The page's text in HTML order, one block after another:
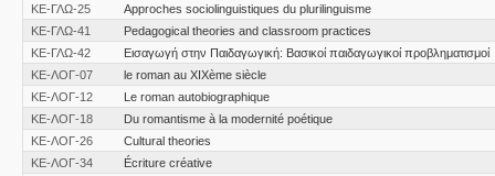
ΚΕ-ΓΛΩ-25
Approches sociolinguistiques du plurilinguisme
ΚΕ-ΓΛΩ-41
Pedagogical theories and classroom practices
ΚΕ-ΓΛΩ-42
Εισαγωγή στην Παιδαγωγική: Βασικοί παιδαγωγικοί προβληματισμοί
ΚΕ-ΛΟΓ-07
le roman au XIXème siècle
ΚΕ-ΛΟΓ-12
Le roman autobiographique
ΚΕ-ΛΟΓ-18
Du romantisme à la modernité poétique
ΚΕ-ΛΟΓ-26
Cultural theories
ΚΕ-ΛΟΓ-34
Écriture créative